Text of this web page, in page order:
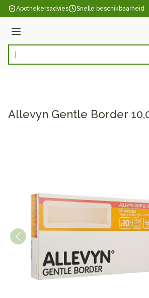
Ga naar de inhoud
Apothekersadvies Snelle beschikbaarheid
Menu
Product, merk, categorie...
Allevyn Gentle Border